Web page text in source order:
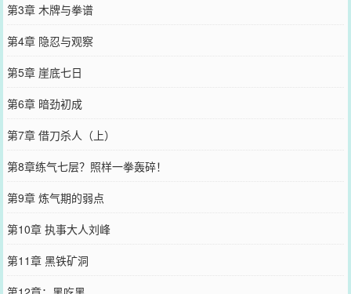
第3章 木牌与拳谱
第4章 隐忍与观察
第5章 崖底七日
第6章 暗劲初成
第7章 借刀杀人（上）
第8章练气七层？照样一拳轰碎！
第9章 炼气期的弱点
第10章 执事大人刘峰
第11章 黑铁矿洞